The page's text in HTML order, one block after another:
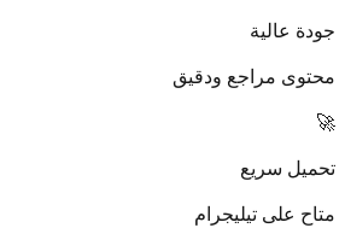
جودة عالية
محتوى مراجع ودقيق
🚀
تحميل سريع
متاح على تيليجرام